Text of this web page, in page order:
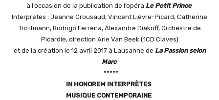
à l’occasion de la publication de l’opéra Le Petit Prince
Interprètes : Jeanne Crousaud, Vincent Lièvre-Picard, Catherine
Trottmann, Rodrigo Ferreira, Alexandre Diakoff, Orchestre de
Picardie, direction Arie Van Beek (1CD Claves)
et de la création le 12 avril 2017 à Lausanne de La Passion selon
Marc
*****
IN HONOREM INTERPRÈTES
MUSIQUE CONTEMPORAINE